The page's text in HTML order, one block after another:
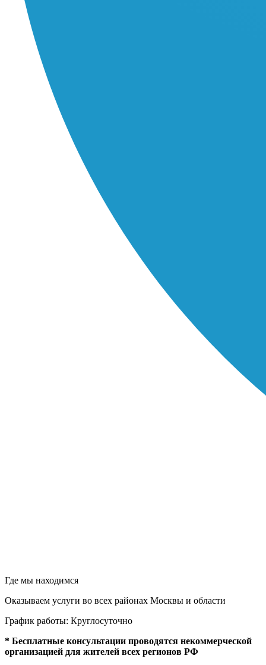
Где мы находимся
Оказываем услуги во всех районах Москвы и области
График работы: Круглосуточно
* Бесплатные консультации проводятся некоммерческой
организацией для жителей всех регионов РФ